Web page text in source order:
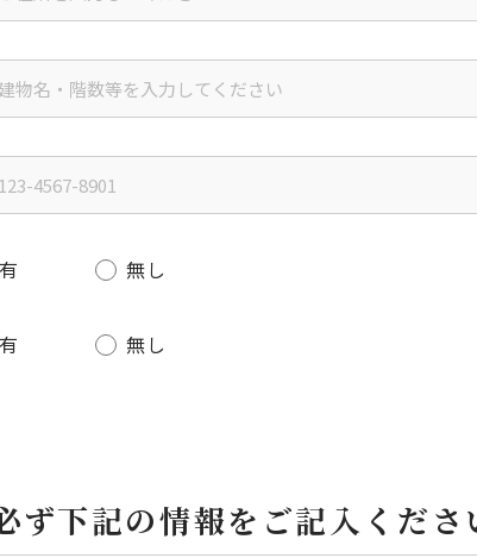
有 無し
有 無し
ず下記の情報をご記入くださ